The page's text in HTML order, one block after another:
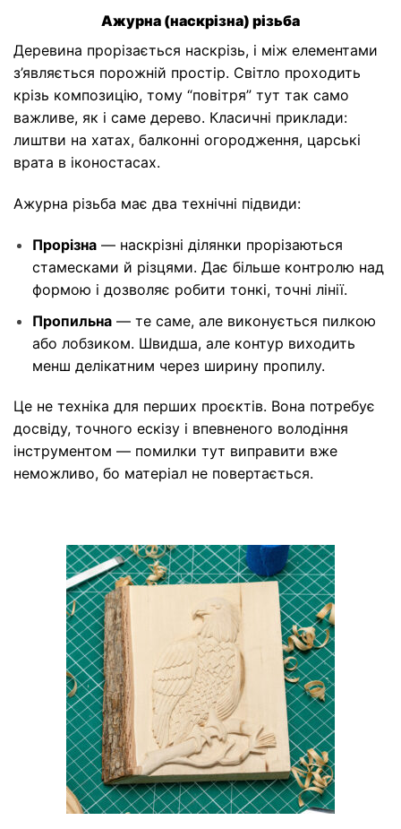
Ажурна (наскрізна) різьба
Деревина прорізається наскрізь, і між елементами
з’являється порожній простір. Світло проходить
крізь композицію, тому “повітря” тут так само
важливе, як і саме дерево. Класичні приклади:
лиштви на хатах, балконні огородження, царські
врата в іконостасах.
Ажурна різьба має два технічні підвиди:
Прорізна— наскрізні ділянки прорізаються
стамесками й різцями. Дає більше контролю над
формою і дозволяє робити тонкі, точні лінії.
Пропильна— те саме, але виконується пилкою
або лобзиком. Швидша, але контур виходить
менш делікатним через ширину пропилу.
Це не техніка для перших проєктів. Вона потребує
досвіду, точного ескізу і впевненого володіння
інструментом — помилки тут виправити вже
неможливо, бо матеріал не повертається.